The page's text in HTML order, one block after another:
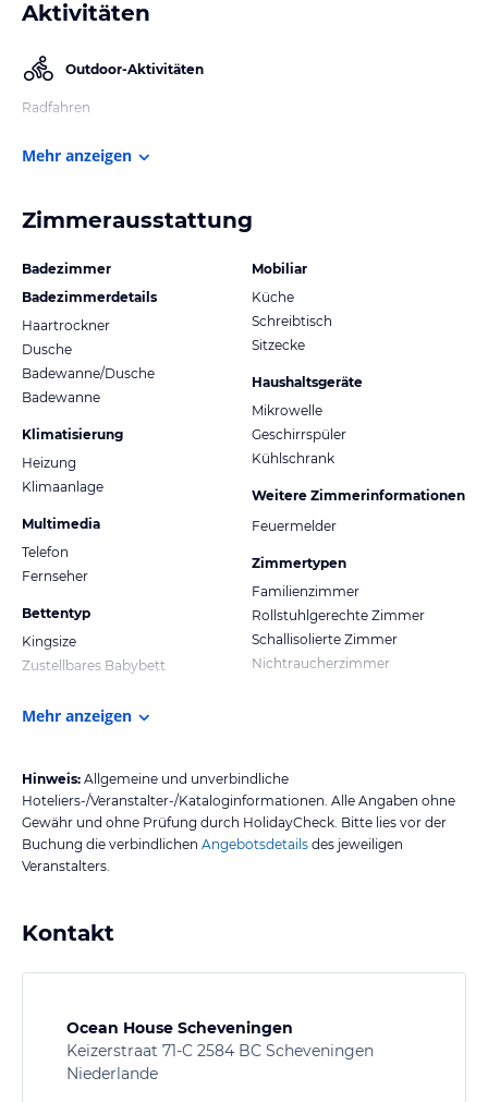
Aktivitäten
Outdoor-Aktivitäten
Radfahren
Mehr anzeigen
Zimmerausstattung
Badezimmer
Badezimmerdetails
Haartrockner
Dusche
Badewanne/Dusche
Badewanne
Klimatisierung
Heizung
Klimaanlage
Multimedia
Telefon
Fernseher
Bettentyp
Kingsize
Zustellbares Babybett
Mobiliar
Küche
Schreibtisch
Sitzecke
Haushaltsgeräte
Mikrowelle
Geschirrspüler
Kühlschrank
Weitere Zimmerinformationen
Feuermelder
Zimmertypen
Familienzimmer
Rollstuhlgerechte Zimmer
Schallisolierte Zimmer
Nichtraucherzimmer
Mehr anzeigen
Hinweis: Allgemeine und unverbindliche
Hoteliers-/Veranstalter-/Kataloginformationen. Alle Angaben ohne
Gewähr und ohne Prüfung durch HolidayCheck. Bitte lies vor der
Buchung die verbindlichen Angebotsdetails des jeweiligen
Veranstalters.
Kontakt
Ocean House Scheveningen
Keizerstraat 71-C 2584 BC Scheveningen
Niederlande